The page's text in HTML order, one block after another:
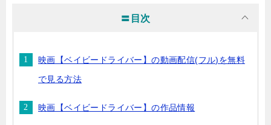
〓目次
映画【ベイビードライバー】の動画配信(フル)を無料
で見る方法
映画【ベイビードライバー】の作品情報